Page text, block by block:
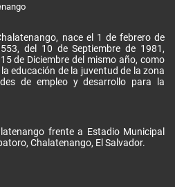
nace el 1 de febrero de
del 10 de Septiembre de 1981,
de Diciembre del mismo año, como
educación de la juventud de la zona
de empleo y desarrollo para la
frente a Estadio Municipal
Chalatenango, El Salvador.